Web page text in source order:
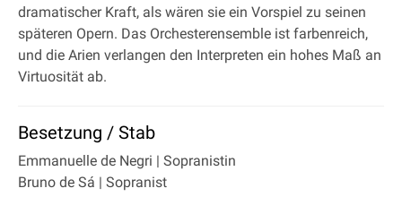
dramatischer Kraft, als wären sie ein Vorspiel zu seinen
späteren Opern. Das Orchesterensemble ist farbenreich,
und die Arien verlangen den Interpreten ein hohes Maß an
Virtuosität ab.
Besetzung / Stab
Emmanuelle de Negri | Sopranistin
Bruno de Sá | Sopranist